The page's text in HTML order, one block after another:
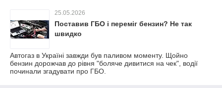
25.05.2026
Поставив ГБО і переміг бензин? Не так
швидко
Автогаз в Україні завжди був паливом моменту. Щойно
бензин дорожчав до рівня "боляче дивитися на чек", водії
починали згадувати про ГБО.